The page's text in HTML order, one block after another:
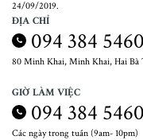
24/09/2019.
ĐỊA CHỈ
094 384 5460
80 Minh Khai, Minh Khai, Hai Bà
GIỜ LÀM VIỆC
094 384 5460
Các ngày trong tuần (9am- 10pm)